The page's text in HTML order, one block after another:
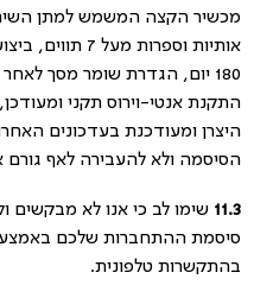
מכשיר הקצה המשמש למתן
אותיות וספרות
180 יום, הגדרת שומר מסך
התקנת אנטי-וירוס תקני
היצרן ומעודכנת בעדכונים
הסיסמה ולא להעבירה לאף גורם
11.3 שימו לב כי אנו לא
סיסמת ההתחברות שלכם
בהתקשרות טלפונית.